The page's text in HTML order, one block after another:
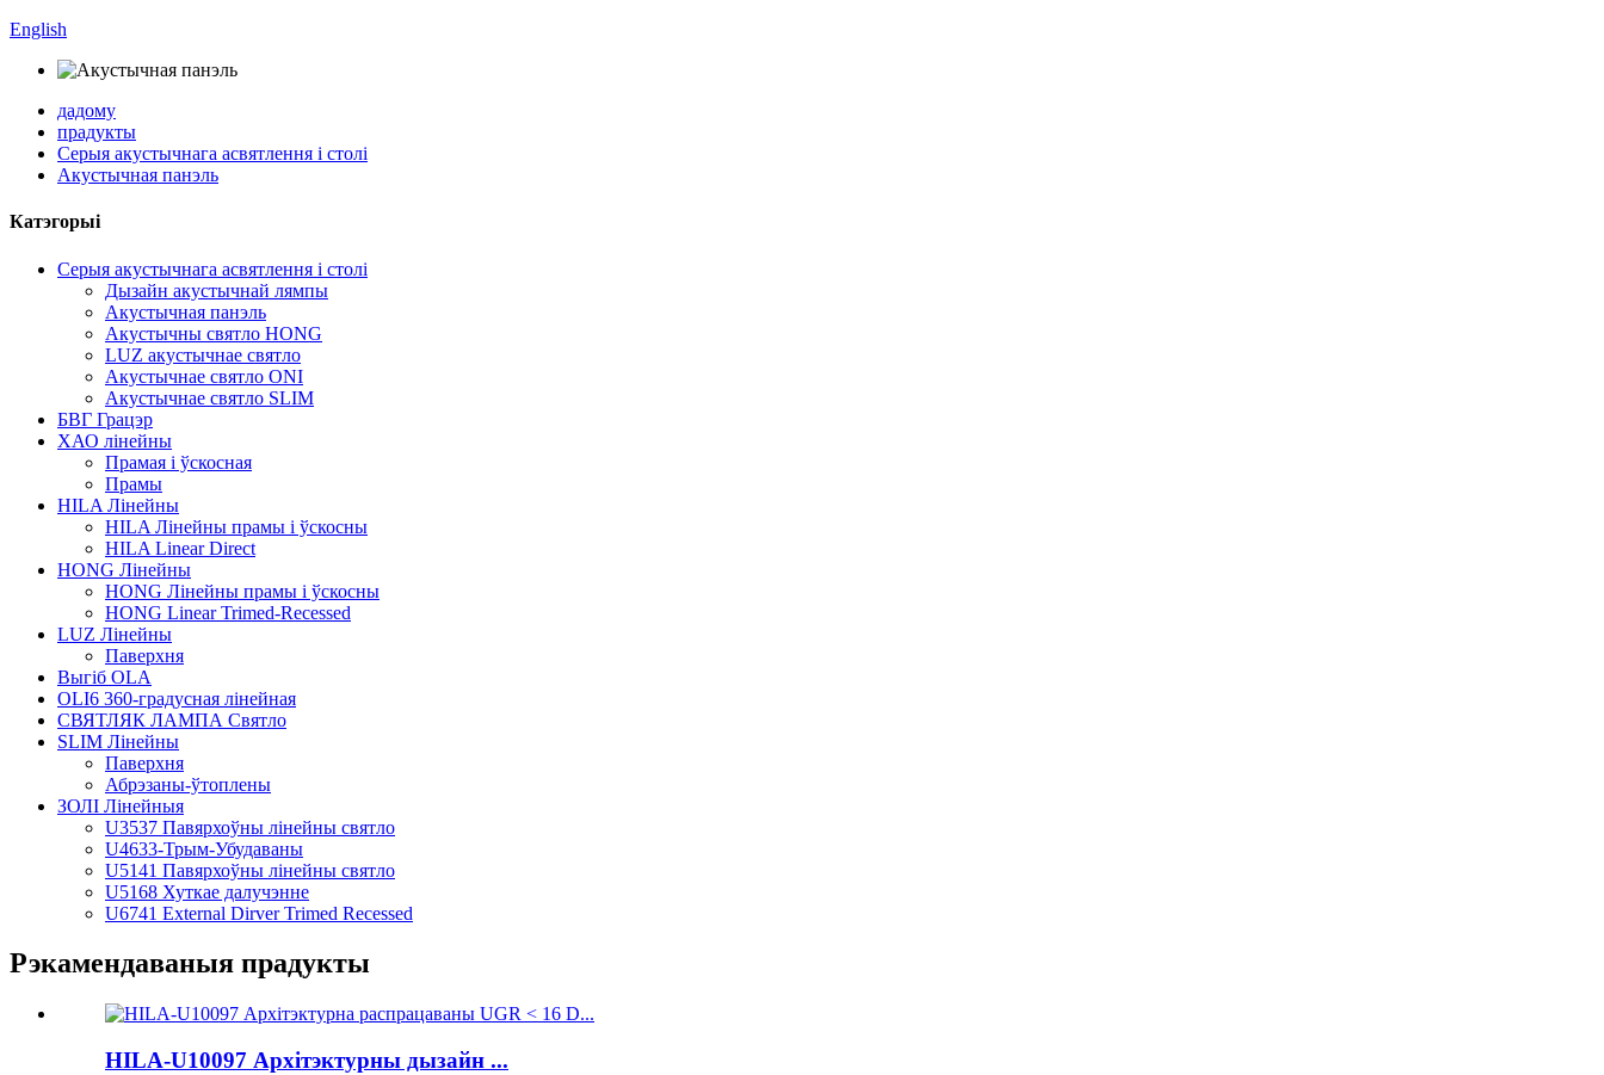
English
дадому
прадукты
Серыя акустычнага асвятлення і столі
Акустычная панэль
Катэгорыі
Серыя акустычнага асвятлення і столі
Дызайн акустычнай лямпы
Акустычная панэль
Акустычны святло HONG
LUZ акустычнае святло
Акустычнае святло ONI
Акустычнае святло SLIM
БВГ Грацэр
ХАО лінейны
Прамая і ўскосная
Прамы
HILA Лінейны
HILA Лінейны прамы і ўскосны
HILA Linear Direct
HONG Лінейны
HONG Лінейны прамы і ўскосны
HONG Linear Trimed-Recessed
LUZ Лінейны
Паверхня
Выгіб OLA
OLI6 360-градусная лінейная
СВЯТЛЯК ЛАМПА Святло
SLIM Лінейны
Паверхня
Абрэзаны-ўтоплены
ЗОЛІ Лінейныя
U3537 Павярхоўны лінейны святло
U4633-Трым-Убудаваны
U5141 Павярхоўны лінейны святло
U5168 Хуткае далучэнне
U6741 External Dirver Trimed Recessed
Рэкамендаваныя прадукты
HILA-U10097 Архітэктурны дызайн ...